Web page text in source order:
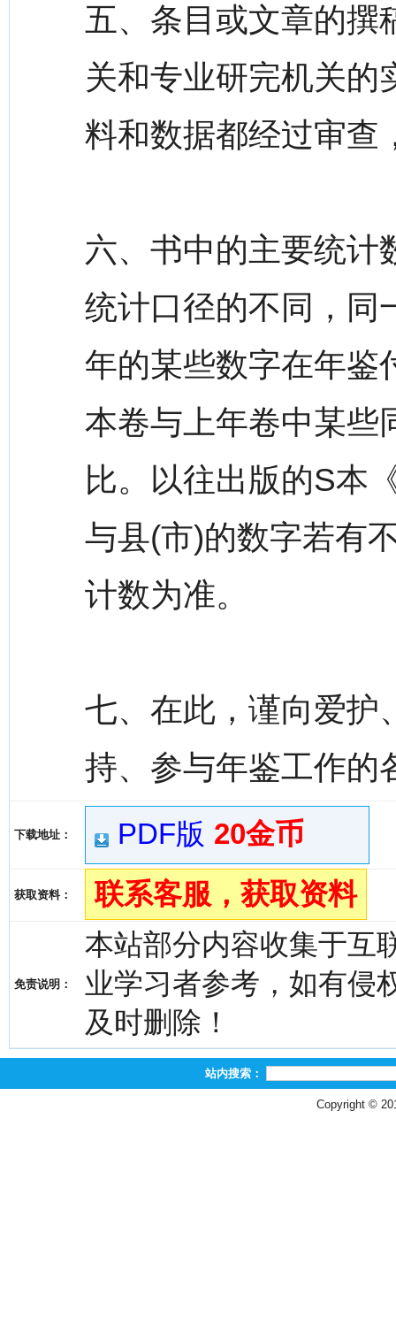
五、条目或文章的撰
关和专业研完机关的
料和数据都经过审查
六、书中的主要统计
统计口径的不同，同
年的某些数字在年鉴
本卷与上年卷中某些
比。以往出版的S本
与县(市)的数字若有
计数为准。
七、在此，谨向爱护
持、参与年鉴工作的
下载地址： PDF版 20金币
获取资料： 联系客服，获取资料
免责说明：
本站部分内容收集于互
业学习者参考，如有侵
及时删除！
站内搜索：
Copyright ©